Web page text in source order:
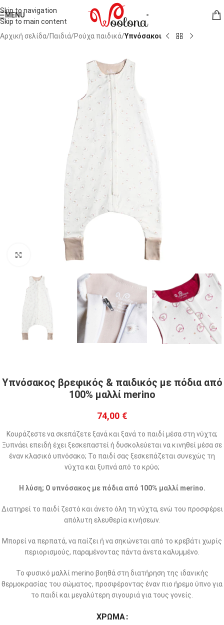
Skip to navigation
Skip to main content
MENU
Αρχική σελίδα Παιδιά Ρούχα παιδικά Υπνόσακοι
Click to enlarge
Υπνόσακος βρεφικός & παιδικός με πόδια από
100% μαλλί merino
74,00 €
Κουράζεστε να σκεπάζετε ξανά και ξανά το παιδί μέσα στη νύχτα;
Ξυπνάει επειδή έχει ξεσκεπαστεί ή δυσκολεύεται να κινηθεί μέσα σε
έναν κλασικό υπνόσακο; Το παιδί σας ξεσκεπάζεται συνεχώς τη
νύχτα και ξυπνά από το κρύο;
Η λύση; Ο υπνόσακος με πόδια από 100% μαλλί merino.
Διατηρεί το παιδί ζεστό και άνετο όλη τη νύχτα, ενώ του προσφέρει
απόλυτη ελευθερία κινήσεων.
Μπορεί να περπατά, να παίζει ή να σηκώνεται από το κρεβάτι χωρίς
περιορισμούς, παραμένοντας πάντα άνετα καλυμμένο.
Το φυσικό μαλλί merino βοηθά στη διατήρηση της ιδανικής
θερμοκρασίας του σώματος, προσφέροντας έναν πιο ήρεμο ύπνο για
το παιδί και μεγαλύτερη σιγουριά για τους γονείς.
ΧΡΏΜΑ